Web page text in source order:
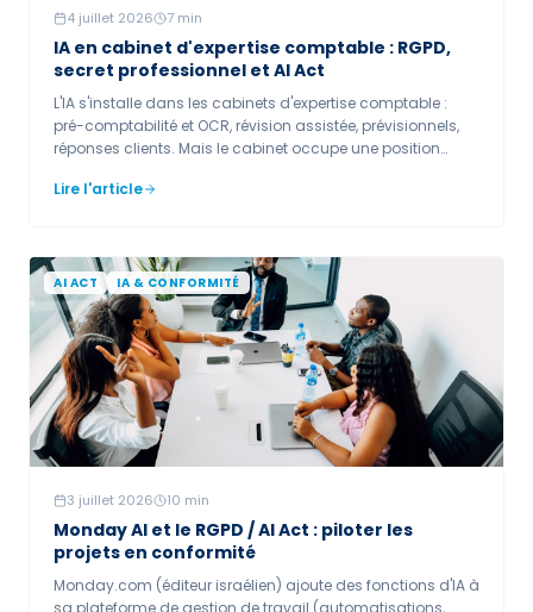
4 juillet 2026 7 min
IA en cabinet d'expertise comptable : RGPD,
secret professionnel et AI Act
L'IA s'installe dans les cabinets d'expertise comptable :
pré-comptabilité et OCR, révision assistée, prévisionnels,
réponses clients. Mais le cabinet occupe une position
et reste tenu au secret professionnel. Encadrer l'IA est une
Lire l'article
AI ACT IA & CONFORMITÉ
3 juillet 2026 10 min
Monday AI et le RGPD / AI Act : piloter les
projets en conformité
Monday.com (éditeur israélien) ajoute des fonctions d'IA à
sa plateforme de gestion de travail (automatisations,